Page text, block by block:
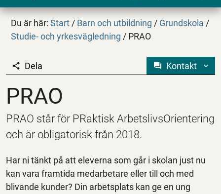
Du är här:Start / Barn och utbildning / Grundskola /
Studie- och yrkesvägledning / PRAO
PRAO
Dela Kontakt
PRAO
PRAO står för PRaktisk ArbetslivsOrientering
och är obligatorisk från 2018.
Har ni tänkt på att eleverna som går i skolan just nu
kan vara framtida medarbetare eller till och med
blivande kunder? Din arbetsplats kan ge en ung